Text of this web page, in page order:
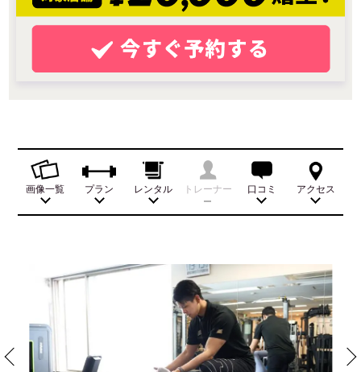
画像一覧 プラン レンタル トレーナー 口コミ アクセス